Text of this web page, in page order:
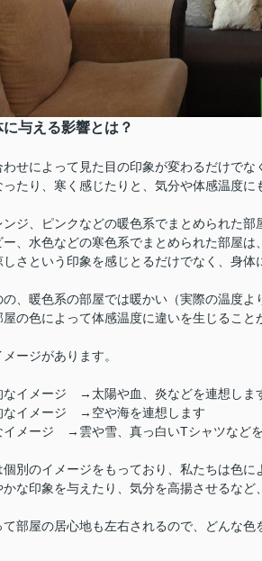
与える影響とは？
せによって見た目の印象が変わるだけでな
たり、寒く感じたりと、気分や体感温度に
ジ、ピンクなどの暖色系でまとめられた部
、水色などの寒色系でまとめられた部屋は
さという印象を感じとるだけでなく、身体
、暖色系の部屋では暖かい（実際の温度
屋の色によって体感温度に違いを生じること
ージがあります。
イメージ →太陽や血、炎などを連想しま
なイメージ →空や海を連想します
メージ →雲や雪、真っ白いTシャツなど
別のイメージをもっており、私たちは色に
な印象を与えたり、気分を高揚させるなど
部屋の居心地も左右されるので、どんな